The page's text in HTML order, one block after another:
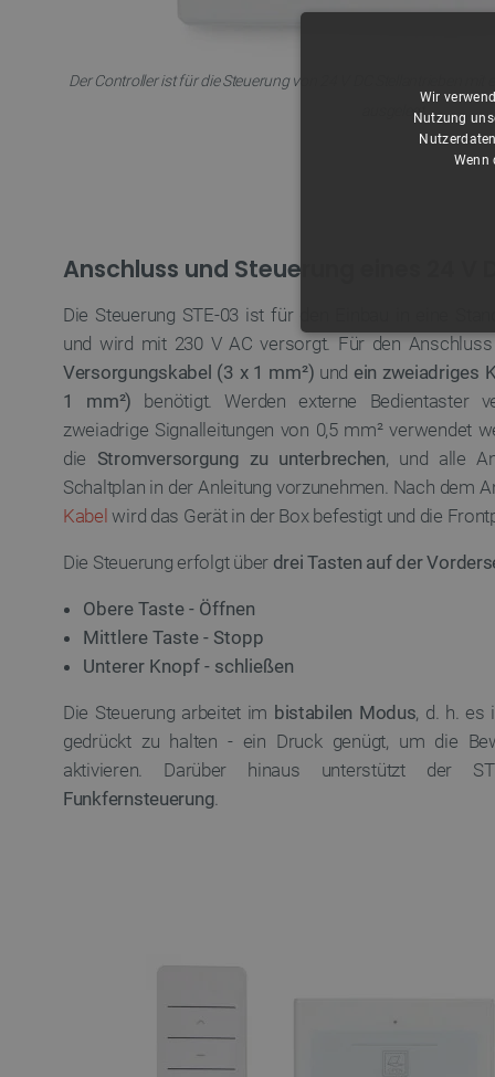
Der Controller ist für die Steuerung von 24 V DC Stellantrieben mit
ausgelegt.
Anschluss und Steuerung eines 24 V
Die Steuerung STE-03 ist für den Einbau in eine
und wird mit 230 V AC versorgt. Für den
Versorgungskabel (3 x 1 mm²) und ein zweiadriges
1 mm²) benötigt. Werden externe Bedientaster
zweiadrige Signalleitungen von 0,5 mm² verwendet
die Stromversorgung zu unterbrechen, und alle
Schaltplan in der Anleitung vorzunehmen. Nach dem
Kabel wird das Gerät in der Box befestigt und die
Die Steuerung erfolgt über drei Tasten auf der
Obere Taste - Öffnen
Mittlere Taste - Stopp
Unterer Knopf - schließen
Die Steuerung arbeitet im bistabilen Modus, d. h. es
gedrückt zu halten - ein Druck genügt, um die
aktivieren. Darüber hinaus unterstützt der
Funkfernsteuerung.
Wir
Nutzung
Wenn
Unbedingt erforderliche